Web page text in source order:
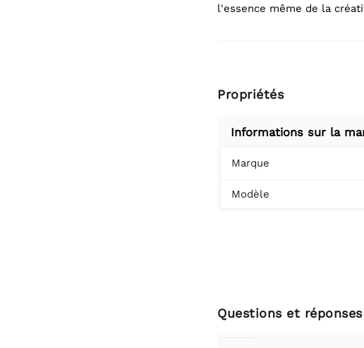
l'essence même de la
Propriétés
Informations sur la
Marque
Modèle
Questions et réponses